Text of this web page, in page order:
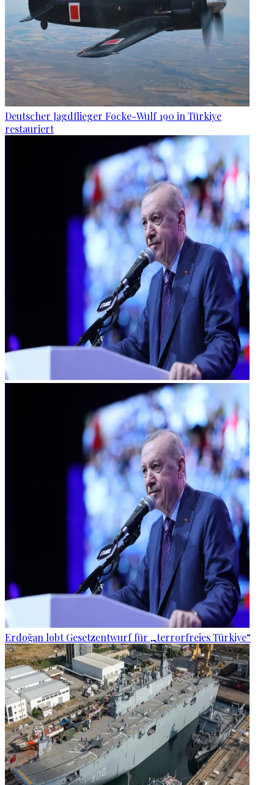
Deutscher Jagdflieger Focke-Wulf 190 in Türkiye
restauriert
Erdoğan lobt Gesetzentwurf für „terrorfreies Türkiye“